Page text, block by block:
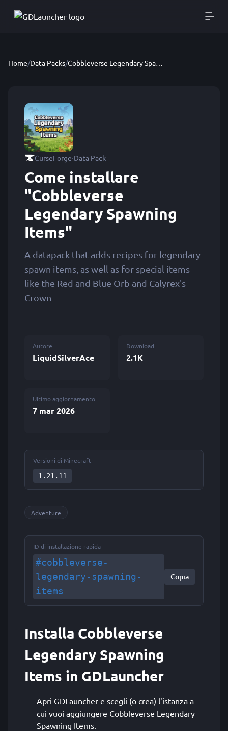
Home/Data Packs/ Cobbleverse Legendary Spawning Items
CurseForge·Data Pack
Come installare
"Cobbleverse
Legendary Spawning
Items"
A datapack that adds recipes for legendary
spawn items, as well as for special items
like the Red and Blue Orb and Calyrex's
Crown
Autore
LiquidSilverAce
Download
2.1K
Ultimo aggiornamento
7 mar 2026
Versioni di Minecraft
1.21.11
Adventure
ID di installazione rapida
#cobbleverse-
legendary-spawning-
items
Copia
Installa Cobbleverse
Legendary Spawning
Items in GDLauncher
Apri GDLauncher e scegli (o crea) l'istanza a
cui vuoi aggiungere Cobbleverse Legendary
Spawning Items.